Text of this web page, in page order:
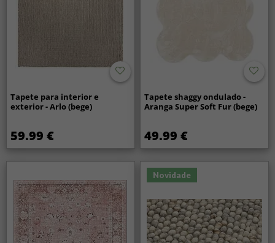
Tapete para interior e
exterior - Arlo (bege)
59.99 €
Tapete shaggy ondulado -
Aranga Super Soft Fur (bege)
49.99 €
Novidade